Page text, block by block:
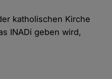
katholischen Kirche
INADi geben wird,